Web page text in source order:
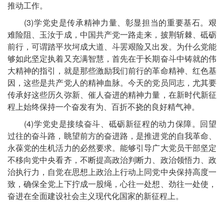
推动工作。
(3)学党史是传承精神力量、彰显担当的重要基石。艰
难险阻、玉汝于成，中国共产党一路走来，披荆斩棘、砥砺
前行，可谓踏平坎坷成大道、斗罢艰险又出发。为什么党能
够如此坚定执着又充满智慧，首先在于长期奋斗中铸就的伟
大精神的指引，就是那些激励我们前行的革命精神、红色基
因，这些是共产党人的精神血脉。今天的党员同志，尤其要
传承好这些历久弥新、催人奋进的精神力量，在新时代新征
程上始终保持一个奋发有为、百折不挠的良好精气神。
(4)学党史是接续奋斗、砥砺新征程的动力保障。回望
过往的奋斗路，眺望前方的奋进路，是推进党的自我革命、
永葆党的生机活力的必然要求。能够引导广大党员干部坚定
不移向党中央看齐，不断提高政治判断力、政治领悟力、政
治执行力，自觉在思想上政治上行动上同党中央保持高度一
致，确保全党上下拧成一股绳，心往一处想、劲往一处使，
奋进在全面建设社会主义现代化国家的新征程上。